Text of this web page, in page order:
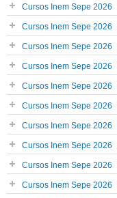
Cursos Inem Sepe 2026
Cursos Inem Sepe 2026
Cursos Inem Sepe 2026
Cursos Inem Sepe 2026
Cursos Inem Sepe 2026
Cursos Inem Sepe 2026
Cursos Inem Sepe 2026
Cursos Inem Sepe 2026
Cursos Inem Sepe 2026
Cursos Inem Sepe 2026